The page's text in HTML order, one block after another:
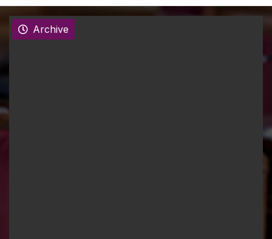
Archive